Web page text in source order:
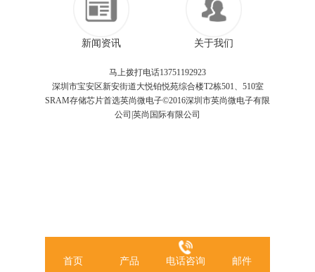
新闻资讯 关于我们
马上拨打电话13751192923
深圳市宝安区新安街道大悦铂悦苑综合楼T2栋501、510室
SRAM存储芯片首选英尚微电子©2016深圳市英尚微电子有限
公司|英尚国际有限公司
首页 产品 电话咨询 邮件